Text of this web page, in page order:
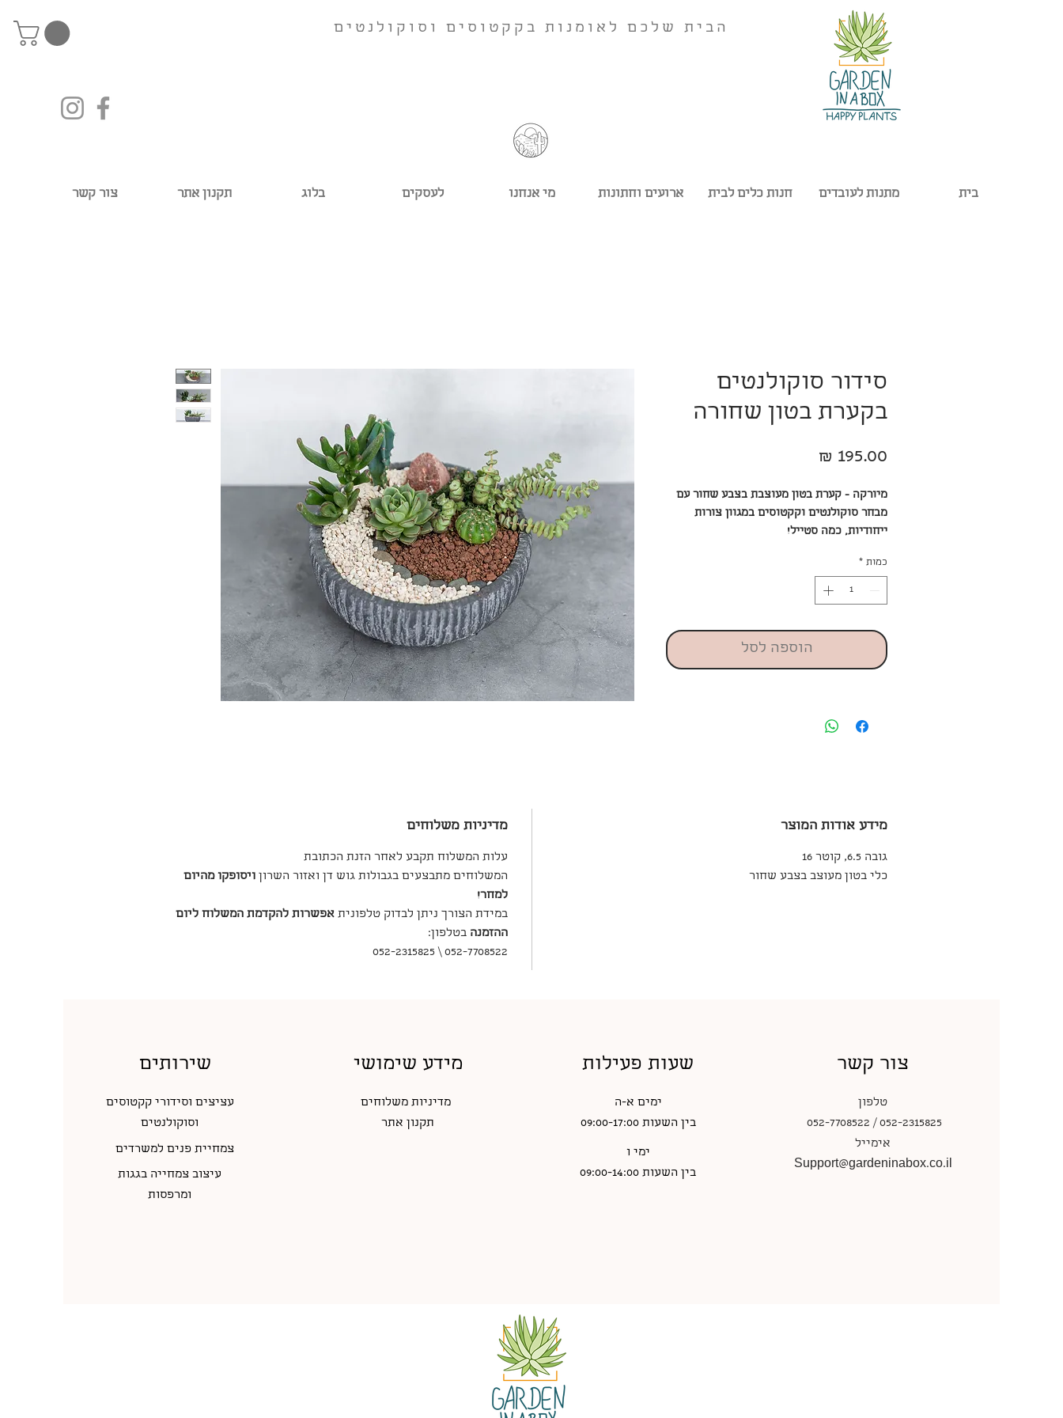
הבית שלכם לאומנות בקקטוסים וסוקולנטים
בית מתנות לעובדים חנות כלים לבית ארועים וחתונות מי אנחנו לעסקים בלוג תקנון אתר צור קשר
סידור סוקולנטים
בקערת בטון שחורה
מיורקה - קערת בטון מעוצבת בצבע שחור עם
מבחר סוקולנטים וקקטוסים במגוון צורות
ייחודיות, כמה סטייל!
כמות *
הוספה לסל
מידע אודות המוצר
גובה 6.5, קוטר 16
כלי בטון מעוצב בצבע שחור
מדיניות משלוחים
עלות המשלוח תקבע לאחר הזנת הכתובת
המשלוחים מתבצעים בגבולות גוש דן ואזור השרון ויסופקו מהיום
למחר!
במידת הצורך ניתן לבדוק טלפונית אפשרות להקדמת המשלוח ליום
ההזמנה בטלפון:
052-7708522 \ 052-2315825
שירותים
עציצים וסידורי קקטוסים
וסוקולנטים
צמחיית פנים למשרדים
עיצוב צמחייה בגגות
ומרפסות
מידע שימושי
תקנון אתר
שעות פעילות
ימים א-ה
בין השעות 09:00-17:00
ימי ו
בין השעות 09:00-14:00
צור קשר
טלפון
052-7708522 / 052-2315825
אימייל
Support@gardeninabox.co.il